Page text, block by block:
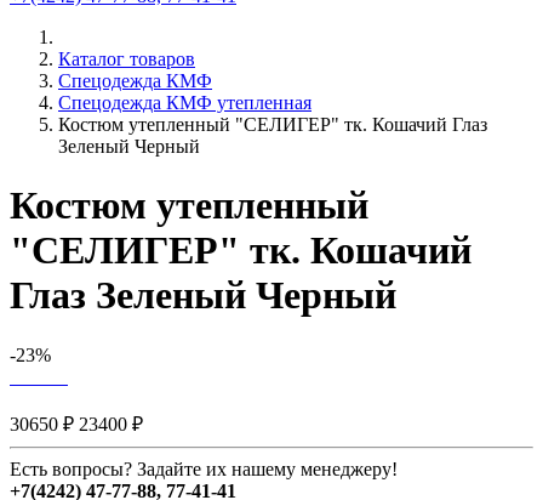
Каталог товаров
Спецодежда КМФ
Спецодежда КМФ утепленная
Костюм утепленный "СЕЛИГЕР" тк. Кошачий Глаз
Зеленый Черный
Костюм утепленный
"СЕЛИГЕР" тк. Кошачий
Глаз Зеленый Черный
-23%
30650 ₽ 23400 ₽
Есть вопросы? Задайте их нашему менеджеру!
+7(4242) 47-77-88, 77-41-41